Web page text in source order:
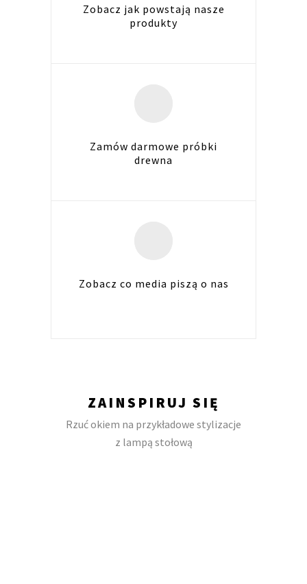
Zobacz jak powstają nasze
produkty
Zamów darmowe próbki
drewna
Zobacz co media piszą o nas
ZAINSPIRUJ SIĘ
Rzuć okiem na przykładowe stylizacje
z lampą stołową